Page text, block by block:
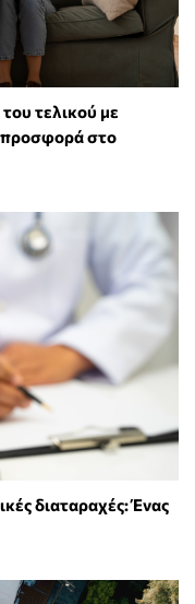
τελικού με
προσφορά στο
διαταραχές: Ένας